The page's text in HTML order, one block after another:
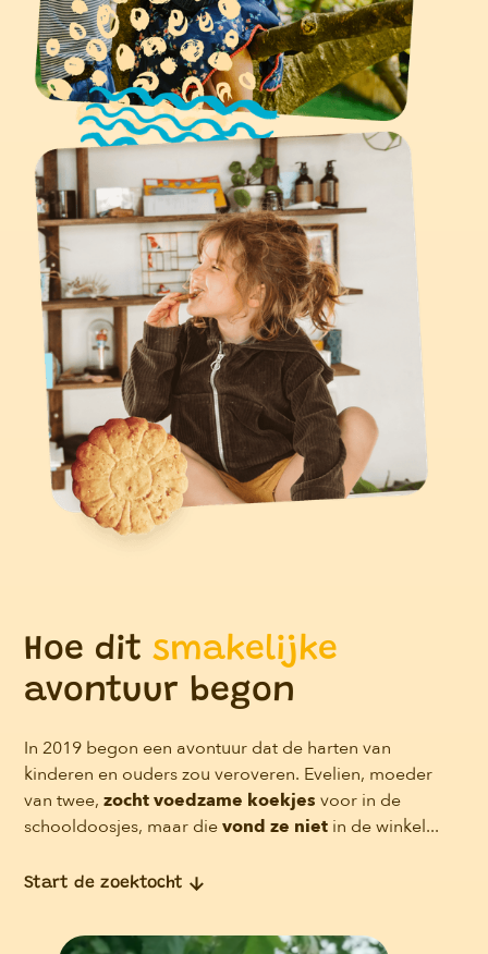
Hoe ditsmakelijke
avontuur begon
In 2019 begon een avontuur dat de harten van
kinderen en ouders zou veroveren. Evelien, moeder
van twee,zocht voedzame koekjes voor in de
schooldoosjes, maar dievond ze niet in de winkel...
Start de zoektocht